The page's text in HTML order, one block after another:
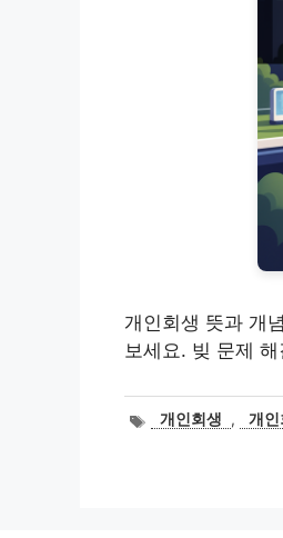
개인회생 뜻과 개
보세요. 빚 문제
태개인회생 , 개인